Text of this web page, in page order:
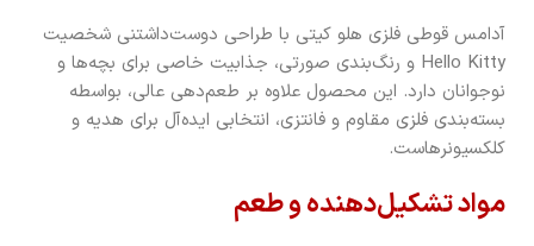
آدامس قوطی فلزی هلو کیتی با طراحی دوست‌داشتنی شخصیت
Hello Kitty و رنگ‌بندی صورتی، جذابیت خاصی برای بچه‌ها و
نوجوانان دارد. این محصول علاوه بر طعم‌دهی عالی، بواسطه
بسته‌بندی فلزی مقاوم و فانتزی، انتخابی ایده‌آل برای هدیه و
کلکسیونرهاست.
مواد تشکیل‌دهنده و طعم